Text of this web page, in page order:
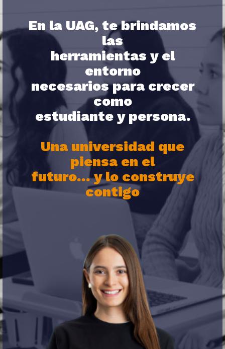
En la UAG, te brindamos
las
herramientas y el
entorno
necesarios para crecer
como
estudiante y persona.
Una universidad que
piensa en el
futuro… y lo construye
contigo